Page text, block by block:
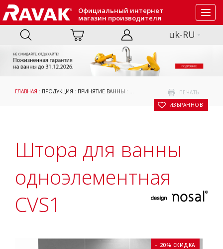
Официальный интернет
магазин производителя
uk-RU
ПЕЧАТЬ
В ИЗБРАННОЕ
ГЛАВНАЯ : ПРОДУКЦИЯ : ПРИНЯТИЕ ВАННЫ : ШТОРЫ И ДВЕРИ ДЛЯ ВАНН
Штора для ванны
одноэлементная
CVS1
− 20% СКИДКА